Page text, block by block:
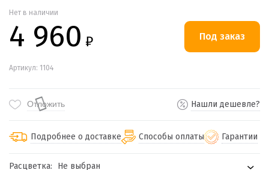
Нет в наличии
4 960 ₽
Артикул: 1104
Отложить Нашли дешевле?
Подробнее о доставке Способы оплаты Гарантии
Расцветка: Не выбран